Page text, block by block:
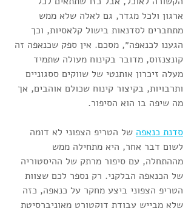
ארגון ולכל מגדר, גם לאלה שלא ממש
מתחברים לסדנאות בישול קלאסיות, וכך
הגענו לכנאפה״, מסכם. אין ספק שכנאפה זה
קונצנזוס, מדובר בקינוח מעולה שתמיד
מעלה זיכרון אותנטי של שווקים ססגוניים
ותרבויות, בקיצור קינוח שכולם אוהבים, אך
מה שיפה בו הוא הסיפור.
סדנת כנאפה של הטריפ הצפוני לא דומה
לשום דבר אחר, היא מתחילה ממש
מההתחלה, עם סיפור מרתק של ההיסטוריה
של הכנאפה הבלקני. רק נספר לכם שצוות
הטריפ הצפוני ביצע מחקר על כנאפה, כזה
שלא מבייש עבודת דוקטורט מאוניברסיטת